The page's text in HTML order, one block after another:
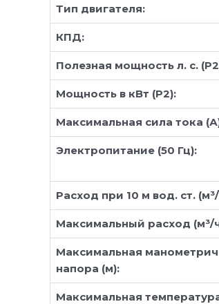
Тип двигателя:
КПД:
Полезная мощность л. с.
Мощность в кВт (P2):
Максимальная сила тока
Электропитание (50 Гц):
Расход при 10 м вод. ст.
Максимальный расход (м³/
Максимальная
напора (м):
Максимальная